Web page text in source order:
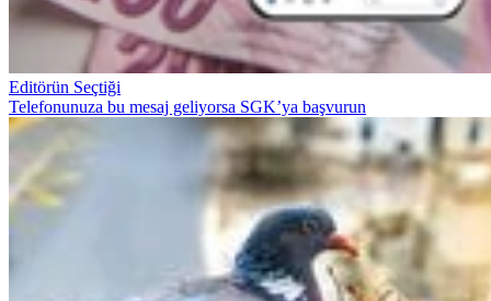
Editörün Seçtiği
Telefonunuza bu mesaj geliyorsa SGK’ya başvurun